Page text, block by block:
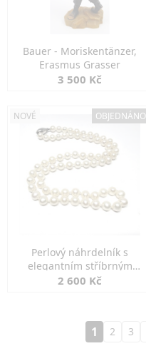
Bauer - Moriskentänzer,
Erasmus Grasser
3 500 Kč
NOVÉ OBJEDNÁNO
Perlový náhrdelník s
elegantním stříbrným
zapínáním
2 600 Kč
1 2 3